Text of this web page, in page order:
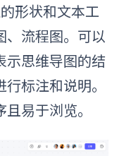
形状和文本工
、流程图。可以
示思维导图的结
标注和说明。
易于浏览。